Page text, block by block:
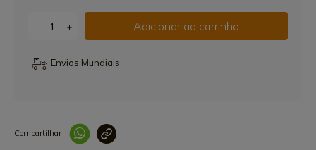
- + Adicionar ao carrinho
Envios Mundiais
Compartilhar